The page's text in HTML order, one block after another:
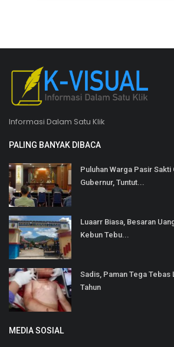
Informasi Dalam Satu Klik
PALING BANYAK DIBACA
Puluhan Warga Pasir Sakti
Gubernur, Tuntut...
Luaarr Biasa, Besaran
Kebun Tebu...
Sadis, Paman Tega Tebas
Tahun
MEDIA SOSIAL